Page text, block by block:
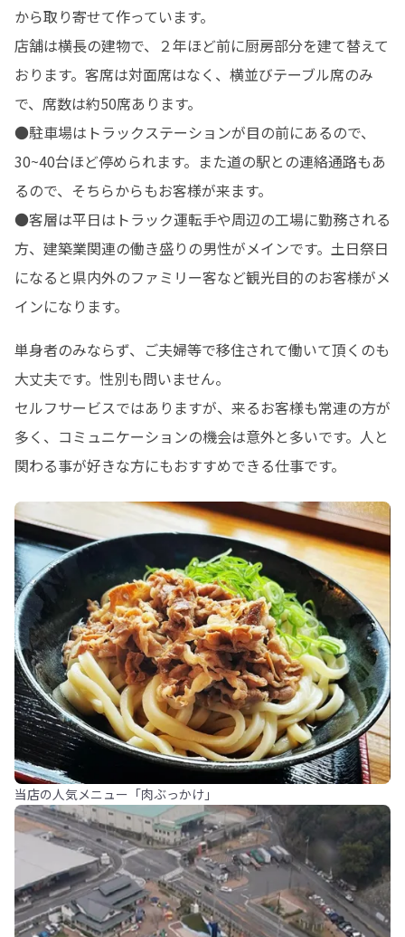
から取り寄せて作っています。
店舗は横長の建物で、２年ほど前に厨房部分を建て替えて
おります。客席は対面席はなく、横並びテーブル席のみ
で、席数は約50席あります。
●駐車場はトラックステーションが目の前にあるので、
30~40台ほど停められます。また道の駅との連絡通路もあ
るので、そちらからもお客様が来ます。
●客層は平日はトラック運転手や周辺の工場に勤務される
方、建築業関連の働き盛りの男性がメインです。土日祭日
になると県内外のファミリー客など観光目的のお客様がメ
インになります。
単身者のみならず、ご夫婦等で移住されて働いて頂くのも
大丈夫です。性別も問いません。
セルフサービスではありますが、来るお客様も常連の方が
多く、コミュニケーションの機会は意外と多いです。人と
関わる事が好きな方にもおすすめできる仕事です。
当店の人気メニュー「肉ぶっかけ」